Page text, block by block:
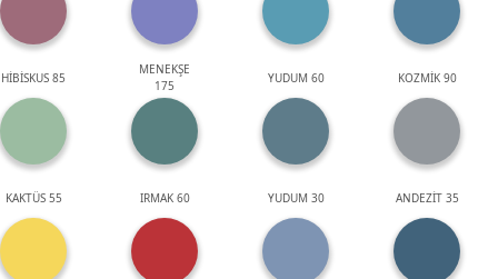
HİBİSKUS 85
MENEKŞE
175
YUDUM 60 KOZMİK 90
KAKTÜS 55 IRMAK 60 YUDUM 30 ANDEZİT 35